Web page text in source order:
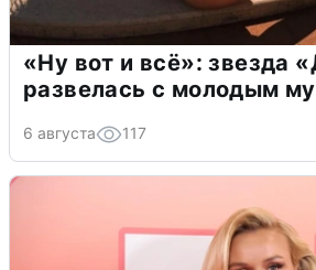
«Ну вот и всё»: звезда
развелась с молодым
6 августа 117